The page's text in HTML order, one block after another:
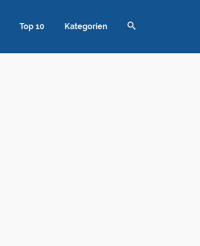
Top 10 Kategorien